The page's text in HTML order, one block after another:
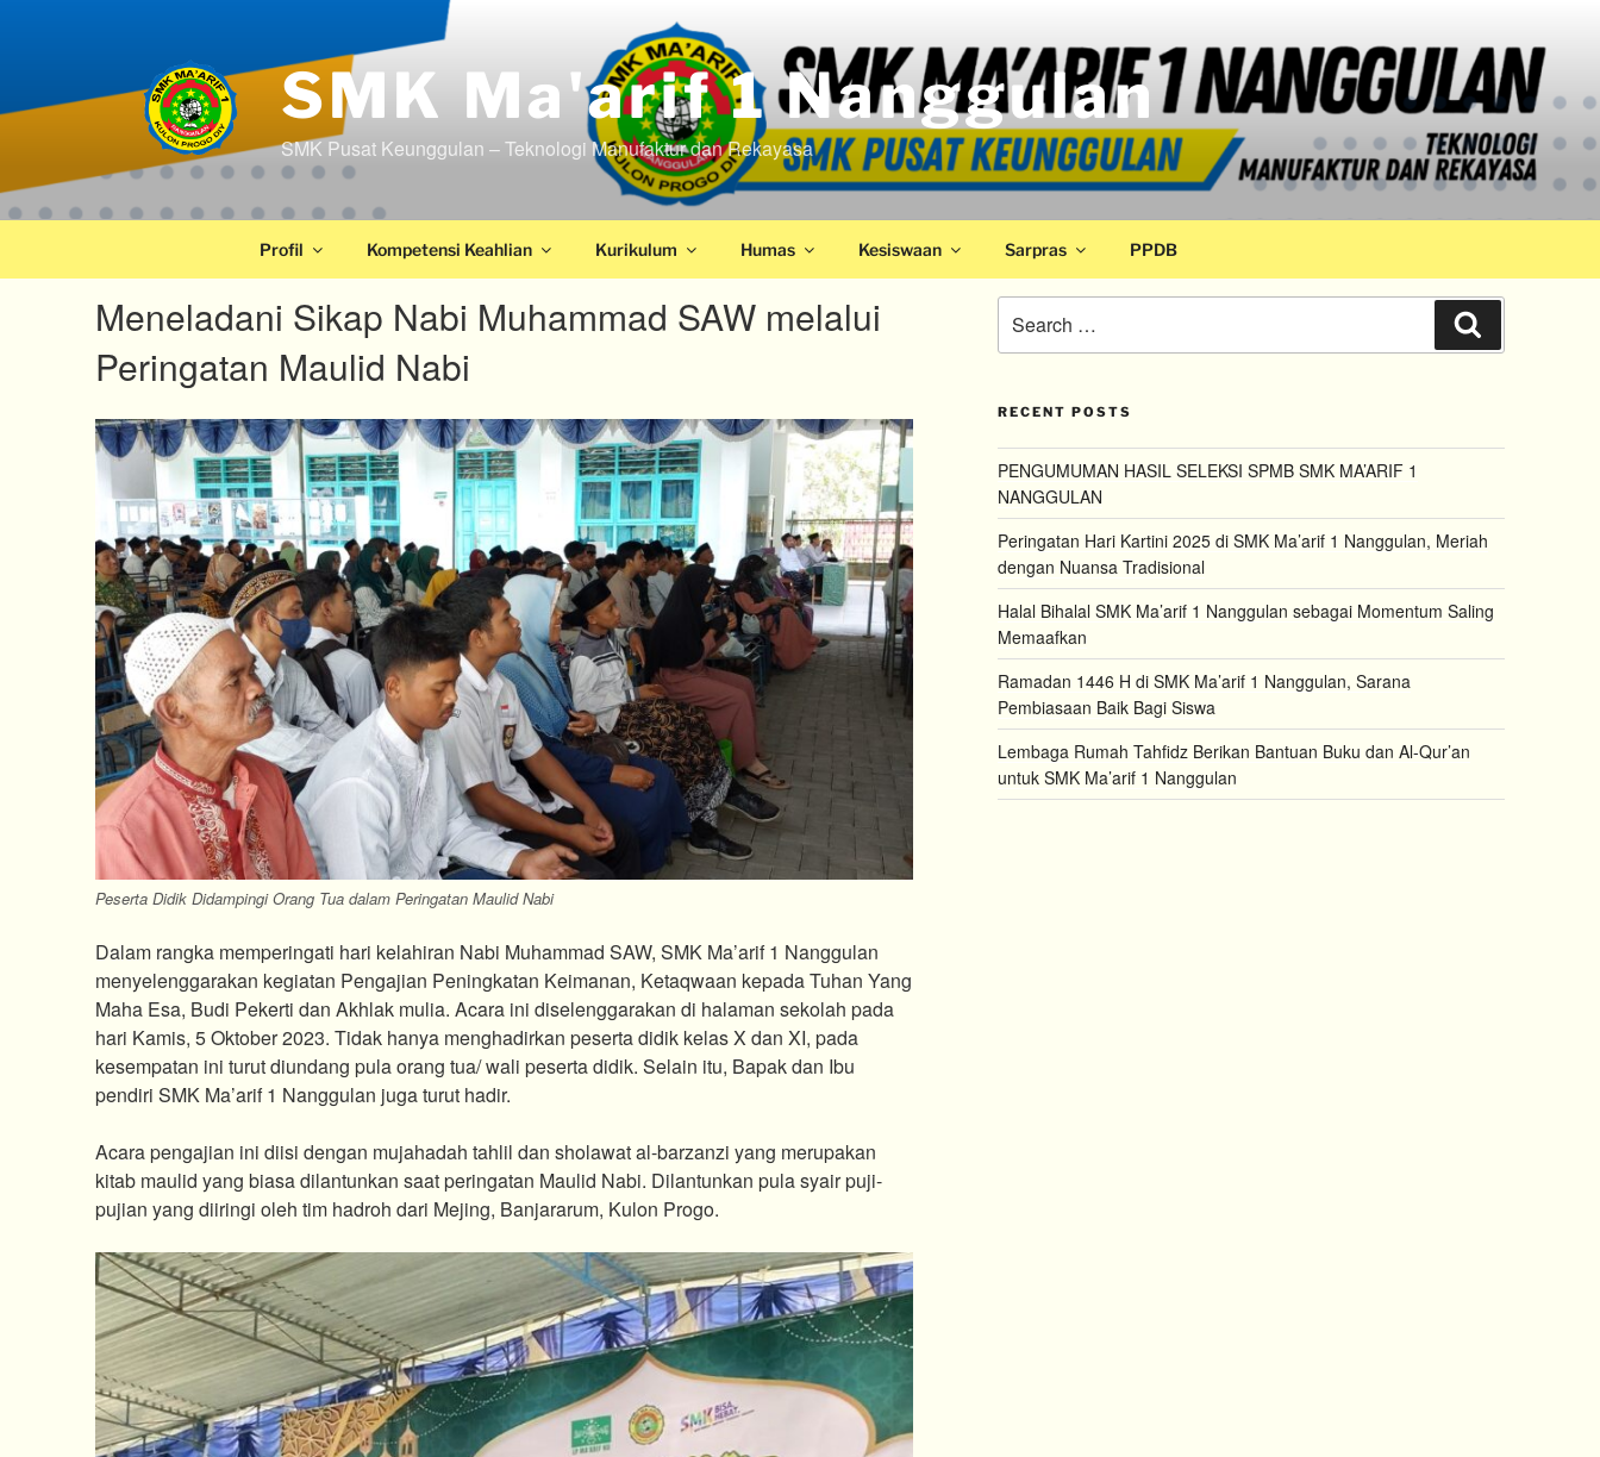
SMK Ma'arif 1 Nanggulan
SMK Pusat Keunggulan – Teknologi Manufaktur dan Rekayasa
Profil Kompetensi Keahlian Kurikulum Humas Kesiswaan Sarpras PPDB
Meneladani Sikap Nabi Muhammad SAW melalui
Peringatan Maulid Nabi
Peserta Didik Didampingi Orang Tua dalam Peringatan Maulid Nabi
Dalam rangka memperingati hari kelahiran Nabi Muhammad SAW, SMK Ma’arif 1 Nanggulan
menyelenggarakan kegiatan Pengajian Peningkatan Keimanan, Ketaqwaan kepada Tuhan Yang
Maha Esa, Budi Pekerti dan Akhlak mulia. Acara ini diselenggarakan di halaman sekolah pada
hari Kamis, 5 Oktober 2023. Tidak hanya menghadirkan peserta didik kelas X dan XI, pada
kesempatan ini turut diundang pula orang tua/ wali peserta didik. Selain itu, Bapak dan Ibu
pendiri SMK Ma’arif 1 Nanggulan juga turut hadir.
Acara pengajian ini diisi dengan mujahadah tahlil dan sholawat al-barzanzi yang merupakan
kitab maulid yang biasa dilantunkan saat peringatan Maulid Nabi. Dilantunkan pula syair puji-
pujian yang diiringi oleh tim hadroh dari Mejing, Banjararum, Kulon Progo.
RECENT POSTS
PENGUMUMAN HASIL SELEKSI SPMB SMK MA’ARIF 1
NANGGULAN
Peringatan Hari Kartini 2025 di SMK Ma’arif 1 Nanggulan, Meriah
dengan Nuansa Tradisional
Halal Bihalal SMK Ma’arif 1 Nanggulan sebagai Momentum Saling
Memaafkan
Ramadan 1446 H di SMK Ma’arif 1 Nanggulan, Sarana
Pembiasaan Baik Bagi Siswa
Lembaga Rumah Tahfidz Berikan Bantuan Buku dan Al-Qur’an
untuk SMK Ma’arif 1 Nanggulan